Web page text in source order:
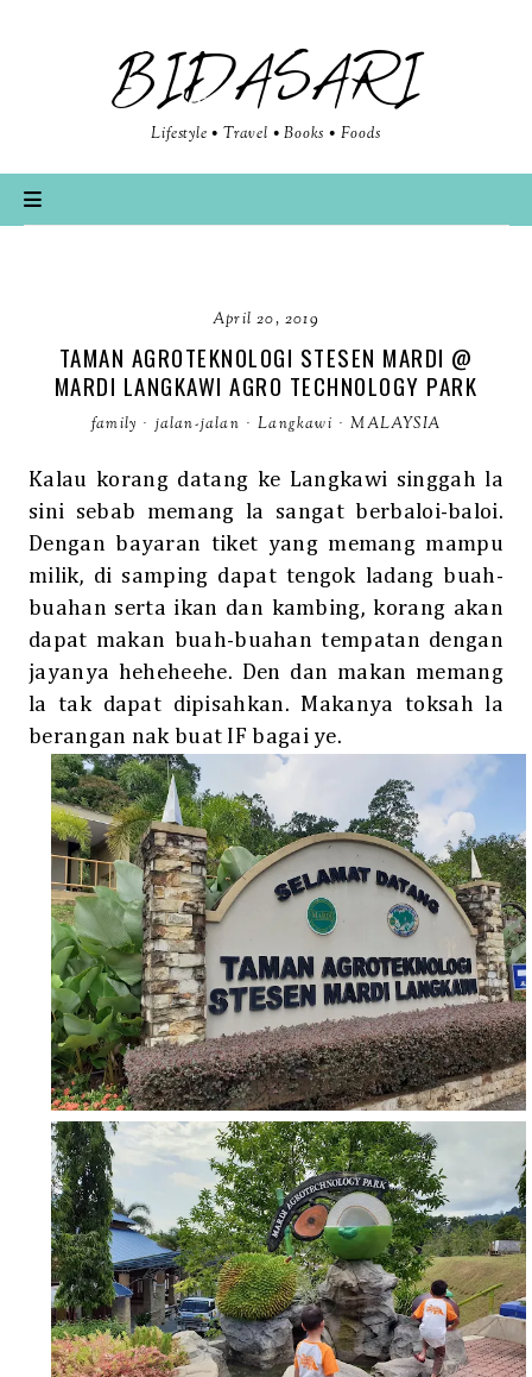
BIDASARI
Lifestyle • Travel • Books • Foods
April 20, 2019
TAMAN AGROTEKNOLOGI STESEN MARDI @
MARDI LANGKAWI AGRO TECHNOLOGY PARK
family · jalan-jalan · Langkawi · MALAYSIA
Kalau korang datang ke Langkawi singgah la
sini sebab memang la sangat berbaloi-baloi.
Dengan bayaran tiket yang memang mampu
milik, di samping dapat tengok ladang buah-
buahan serta ikan dan kambing, korang akan
dapat makan buah-buahan tempatan dengan
jayanya heheheehe. Den dan makan memang
la tak dapat dipisahkan. Makanya toksah la
berangan nak buat IF bagai ye.